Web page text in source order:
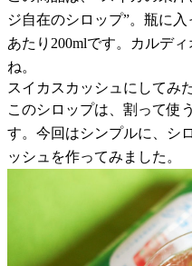
ジ自在のシロップ”。瓶に
あたり200mlです。カルデ
ね。
スイカスカッシュにしてみ
このシロップは、割って使
す。今回はシンプルに、シ
ッシュを作ってみました。